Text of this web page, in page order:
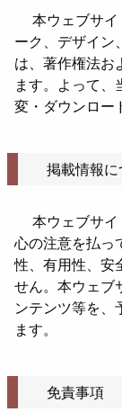
本ウェブサ
ーク、デザイン
は、著作権法お
ます。よって
変・ダウンロー
掲載情報に
本ウェブサ
心の注意を払っ
性、有用性、安
せん。本ウェブ
ンテンツ等を、
ます。
免責事項